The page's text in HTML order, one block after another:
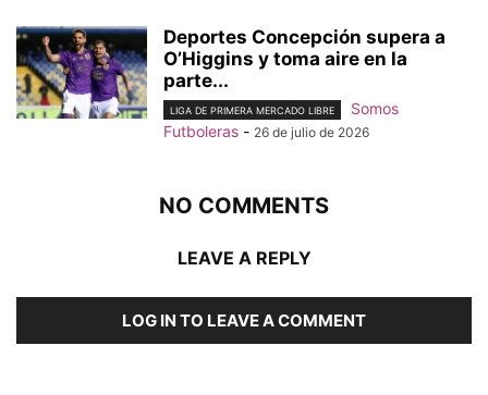
Deportes Concepción supera a
O’Higgins y toma aire en la
parte...
LIGA DE PRIMERA MERCADO LIBRE
Somos
Futboleras - 26 de julio de 2026
NO COMMENTS
LEAVE A REPLY
LOG IN TO LEAVE A COMMENT